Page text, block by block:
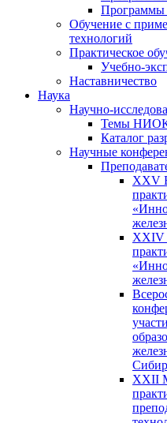
Программы
Обучение с
технологий
Практическое
Учебно-
Наставничество
Наука
Научно-
Темы
Каталог
Научные
XXV
XXIV
XXII